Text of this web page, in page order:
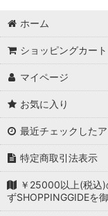
ホーム
ショッピングカート
マイページ
お気に入り
最近チェックした
特定商取引法表示
￥25000以上(税込
ずSHOPPINGGIDEを